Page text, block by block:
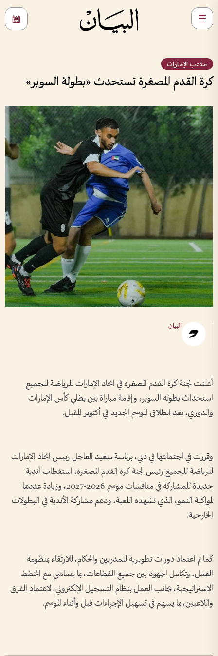
ملاعب الإمارات
كرة القدم المصغرة تستحدث «بطولة السوبر»
البيان
أعلنت لجنة كرة القدم المصغرة في اتحاد الإمارات للرياضة للجميع
استحداث بطولة السوبر، وإقامة مباراة بين بطلي كأس الإمارات
والدوري، بعد انطلاق الموسم الجديد في أكتوبر المقبل.
وقررت في اجتماعها في دبي، برئاسة سعيد العاجل رئيس اتحاد الإمارات
للرياضة للجميع رئيس لجنة كرة القدم المصغرة، استقطاب أندية
جديدة للمشاركة في منافسات موسم 2026-2027، وزيادة عددها
لمواكبة النمو، الذي تشهده اللعبة، ودعم مشاركة الأندية في البطولات
الخارجية.
كما تم اعتماد دورات تطويرية للمدربين والحكام، للارتقاء بمنظومة
العمل، وتكامل الجهود بين جميع القطاعات، بما يتماشى مع الخطط
الاستراتيجية، بجانب العمل بنظام التسجيل الإلكتروني، لاعتماد الفرق
واللاعبين، بما يسهم في تسهيل الإجراءات قبل وأثناء الموسم.